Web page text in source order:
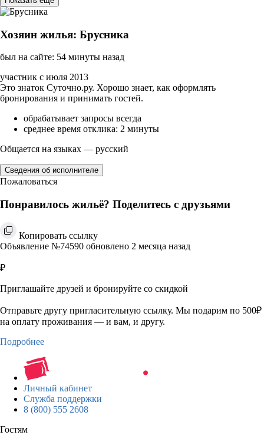
Хозяин жилья: Брусника
был на сайте: 54 минуты назад
участник с июля 2013
Это знаток Суточно.ру. Хорошо знает, как оформлять
бронирования и принимать гостей.
обрабатывает запросы всегда
среднее время отклика: 2 минуты
Общается на языках — русский
Сведения об исполнителе
Пожаловаться
Понравилось жильё? Поделитесь с друзьями
Копировать ссылку
Объявление №74590 обновлено 2 месяца назад
₽
Приглашайте друзей и бронируйте со скидкой
Отправьте другу пригласительную ссылку. Мы подарим по 500₽
на оплату проживания — и вам, и другу.
Подробнее
Личный кабинет
Служба поддержки
8 (800) 555 2608
Гостям